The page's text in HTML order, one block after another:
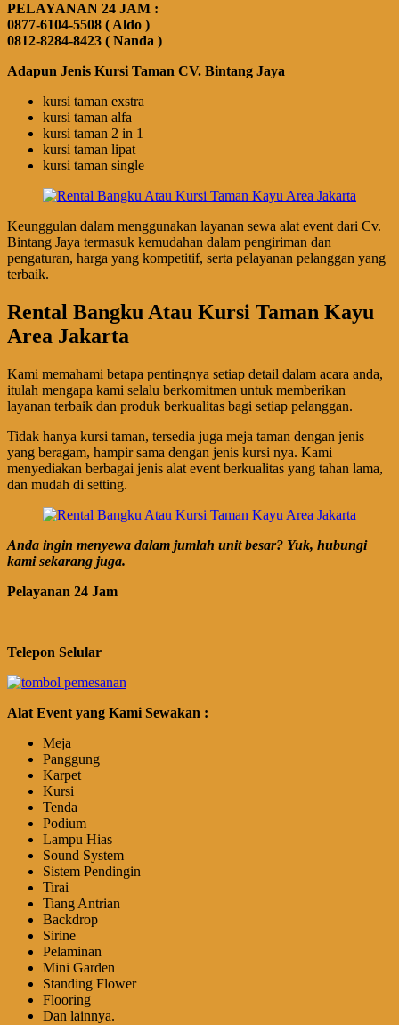
PELAYANAN 24 JAM :
0877-6104-5508 ( Aldo )
0812-8284-8423 ( Nanda )
Adapun Jenis Kursi Taman CV. Bintang Jaya
kursi taman exstra
kursi taman alfa
kursi taman 2 in 1
kursi taman lipat
kursi taman single
Keunggulan dalam menggunakan layanan sewa alat event dari Cv.
Bintang Jaya termasuk kemudahan dalam pengiriman dan
pengaturan, harga yang kompetitif, serta pelayanan pelanggan yang
terbaik.
Rental Bangku Atau Kursi Taman Kayu
Area Jakarta
Kami memahami betapa pentingnya setiap detail dalam acara anda,
itulah mengapa kami selalu berkomitmen untuk memberikan
layanan terbaik dan produk berkualitas bagi setiap pelanggan.
Tidak hanya kursi taman, tersedia juga meja taman dengan jenis
yang beragam, hampir sama dengan jenis kursi nya. Kami
menyediakan berbagai jenis alat event berkualitas yang tahan lama,
dan mudah di setting.
Anda ingin menyewa dalam jumlah unit besar? Yuk, hubungi
kami sekarang juga.
Pelayanan 24 Jam
Telepon Selular
Alat Event yang Kami Sewakan :
Meja
Panggung
Karpet
Kursi
Tenda
Podium
Lampu Hias
Sound System
Sistem Pendingin
Tirai
Tiang Antrian
Backdrop
Sirine
Pelaminan
Mini Garden
Standing Flower
Flooring
Dan lainnya.